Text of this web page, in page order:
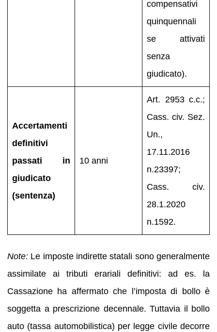
compensativi
quinquennali
se attivati
senza
giudicato).
Accertamenti
definitivi
passati in
giudicato
(sentenza)
10 anni
Art. 2953 c.c.;
Cass. civ. Sez.
Un.,
17.11.2016
n.23397;
Cass. civ.
28.1.2020
n.1592.
Note: Le imposte indirette statali sono generalmente
assimilate ai tributi erariali definitivi: ad es. la
Cassazione ha affermato che l’imposta di bollo è
soggetta a prescrizione decennale. Tuttavia il bollo
auto (tassa automobilistica) per legge civile decorre